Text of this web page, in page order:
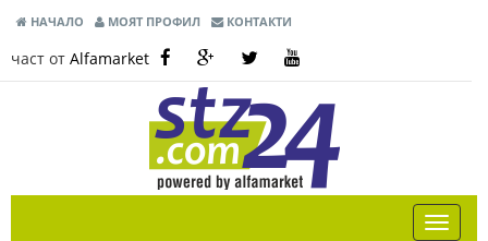
НАЧАЛО МОЯТ ПРОФИЛ КОНТАКТИ
част от Alfamarket